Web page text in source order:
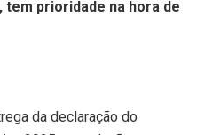
tem prioridade na hora de
da declaração do